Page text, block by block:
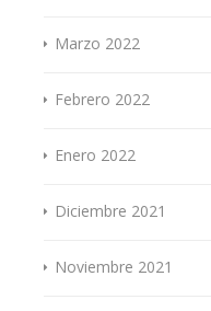
Marzo 2022
Febrero 2022
Enero 2022
Diciembre 2021
Noviembre 2021